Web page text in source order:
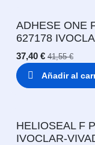
ADHESE ONE
627178 IVOCLA
37,40 € 41,55€
Añadir al
HELIOSEAL F
IVOCLAR-